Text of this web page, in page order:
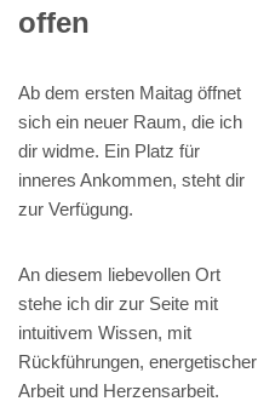
offen
Ab dem ersten Maitag öffnet
sich ein neuer Raum, die ich
dir widme. Ein Platz für
inneres Ankommen, steht dir
zur Verfügung.
An diesem liebevollen Ort
stehe ich dir zur Seite mit
intuitivem Wissen, mit
Rückführungen, energetischer
Arbeit und Herzensarbeit.